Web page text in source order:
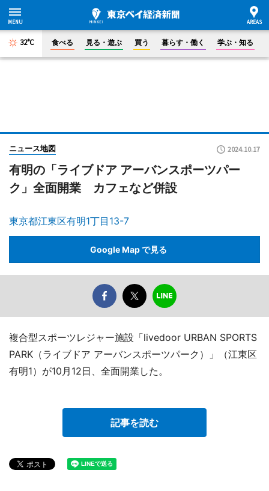
32°C 食べる 見る・遊ぶ 買う 暮らす・働く 学ぶ・知る
ニュース地図 2024.10.17
有明の「ライブドア アーバンスポーツパー
ク」全面開業 カフェなど併設
東京都江東区有明1丁目13-7
Google Map で見る
複合型スポーツレジャー施設「livedoor URBAN SPORTS
PARK（ライブドア アーバンスポーツパーク）」（江東区
有明1）が10月12日、全面開業した。
記事を読む